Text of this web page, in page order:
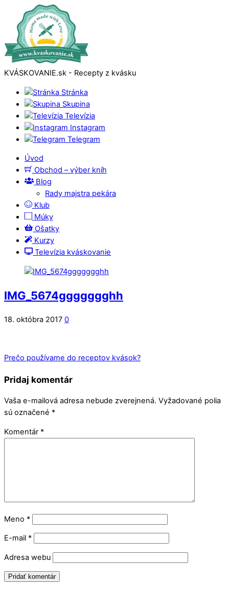
KVÁSKOVANIE.sk - Recepty z kvásku
Stránka
Skupina
Televízia
Instagram
Telegram
Úvod
Obchod – výber kníh
Blog
Rady majstra pekára
Klub
Múky
Ošatky
Kurzy
Televízia kváskovanie
IMG_5674ggggggghh
18. októbra 2017 0
Prečo používame do receptov kvások?
Pridaj komentár
Vaša e-mailová adresa nebude zverejnená. Vyžadované polia
sú označené *
Komentár *
Meno *
E-mail *
Adresa webu